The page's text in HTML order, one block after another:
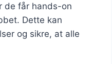
de får hands-on
Dette kan
og sikre, at alle